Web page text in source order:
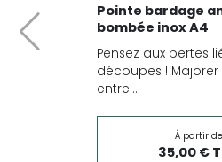
Pointe bardage
bombée inox A4
Pensez aux pertes
découpes !
entre...
À partir de
35,00 €
Précédent